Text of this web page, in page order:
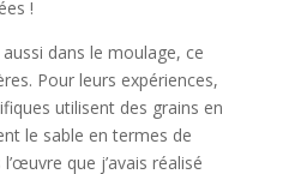
!
dans le moulage, ce
Pour leurs expériences,
utilisent des grains en
le sable en termes de
que j’avais réalisé